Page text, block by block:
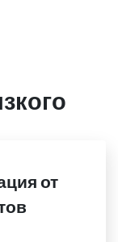
от